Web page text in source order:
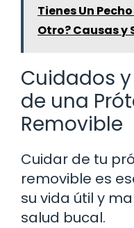
Tienes Un
Otro? Causas y
Cuidados
de una
Removible
Cuidar de tu
removible es
su vida útil y
salud bucal.